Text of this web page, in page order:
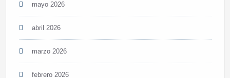
mayo 2026
abril 2026
marzo 2026
febrero 2026